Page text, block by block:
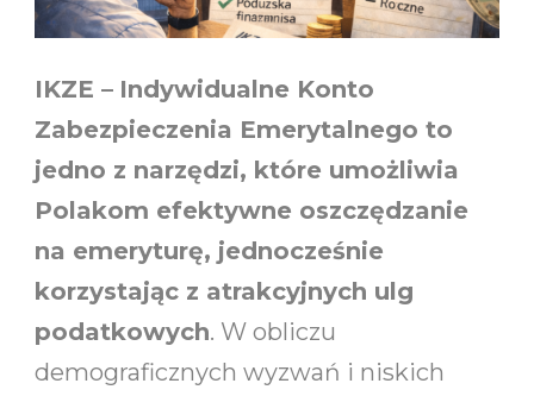
IKZE – Indywidualne Konto
Zabezpieczenia Emerytalnego to
jedno z narzędzi, które umożliwia
Polakom efektywne oszczędzanie
na emeryturę, jednocześnie
korzystając z atrakcyjnych ulg
podatkowych. W obliczu
demograficznych wyzwań i niskich